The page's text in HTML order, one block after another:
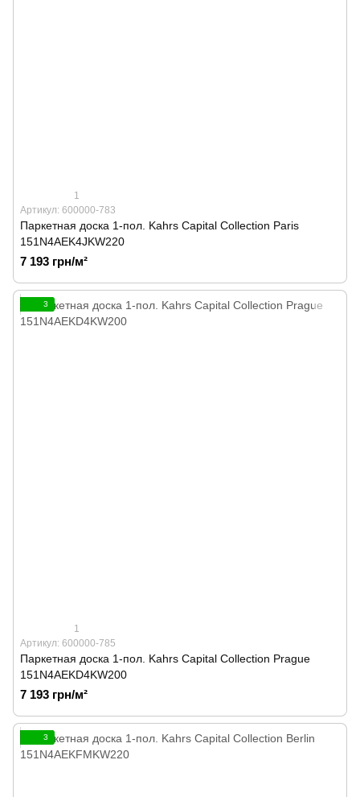
1
Артикул: 600000-783
Паркетная доска 1-пол. Kahrs Capital Collection Paris
151N4AEK4JKW220
7 193 грн/м²
3
1
Артикул: 600000-785
Паркетная доска 1-пол. Kahrs Capital Collection Prague
151N4AEKD4KW200
7 193 грн/м²
3